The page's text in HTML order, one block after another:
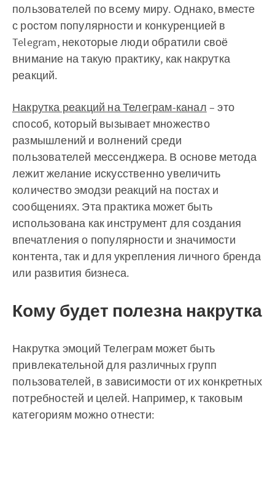
пользователей по всему миру. Однако, вместе
с ростом популярности и конкуренцией в
Telegram, некоторые люди обратили своё
внимание на такую практику, как накрутка
реакций.
Накрутка реакций на Телеграм-канал – это
способ, который вызывает множество
размышлений и волнений среди
пользователей мессенджера. В основе метода
лежит желание искусственно увеличить
количество эмодзи реакций на постах и
сообщениях. Эта практика может быть
использована как инструмент для создания
впечатления о популярности и значимости
контента, так и для укрепления личного бренда
или развития бизнеса.
Кому будет полезна накрутка
Накрутка эмоций Телеграм может быть
привлекательной для различных групп
пользователей, в зависимости от их конкретных
потребностей и целей. Например, к таковым
категориям можно отнести: